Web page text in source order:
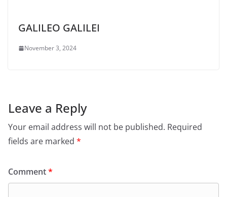
GALILEO GALILEI
November 3, 2024
Leave a Reply
Your email address will not be published. Required
fields are marked *
Comment*